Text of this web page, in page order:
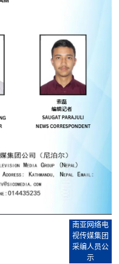
南亚网络电
视传媒集团
采编人员公
示